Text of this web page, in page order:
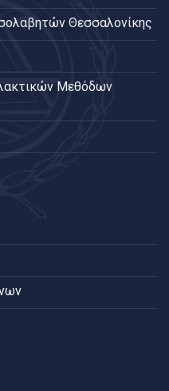
Θεσσαλονίκης
Μεθόδων